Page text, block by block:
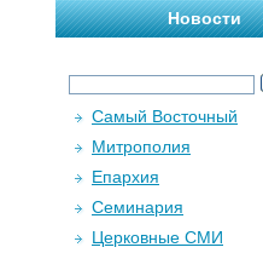
Новости
Самый Восточный
Митрополия
Епархия
Семинария
Церковные СМИ